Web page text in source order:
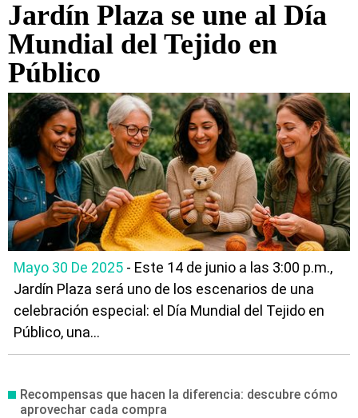
Jardín Plaza se une al Día
Mundial del Tejido en
Público
Mayo 30 De 2025 - Este 14 de junio a las 3:00 p.m.,
Jardín Plaza será uno de los escenarios de una
celebración especial: el Día Mundial del Tejido en
Público, una...
Recompensas que hacen la diferencia: descubre cómo
aprovechar cada compra